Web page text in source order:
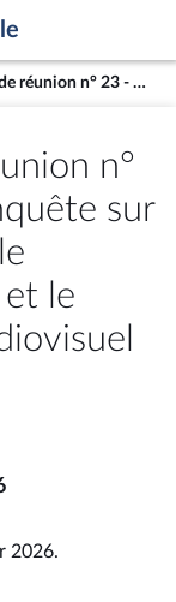
Compte rendu de réunion n° 23 - Commission d'enquête sur la neutralité, le fonctionnement et le financement de l'audiovisuel public
n°
sur
le
2026.